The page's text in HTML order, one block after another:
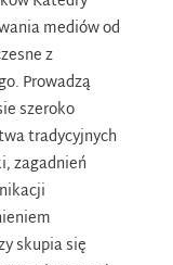
mediów od
z
Prowadzą
szeroko
tradycyjnych
zagadnień
skupia się